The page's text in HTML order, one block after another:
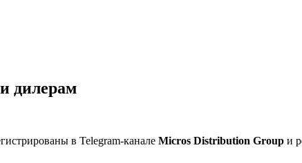
дилерам
в Telegram-канале Micros Distribution Group и